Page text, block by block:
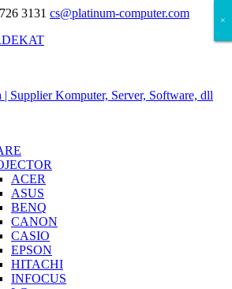
3131 cs@platinum-computer.com
ACER
ASUS
BENQ
CANON
CASIO
EPSON
HITACHI
INFOCUS
×
×
×